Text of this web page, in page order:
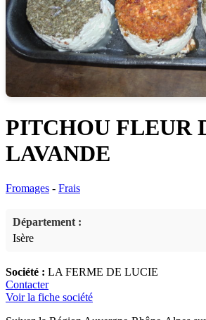
PITCHOU FLEUR
LAVANDE
Fromages - Frais
Département :
Isère
Société : LA FERME DE LUCIE
Contacter
Voir la fiche société